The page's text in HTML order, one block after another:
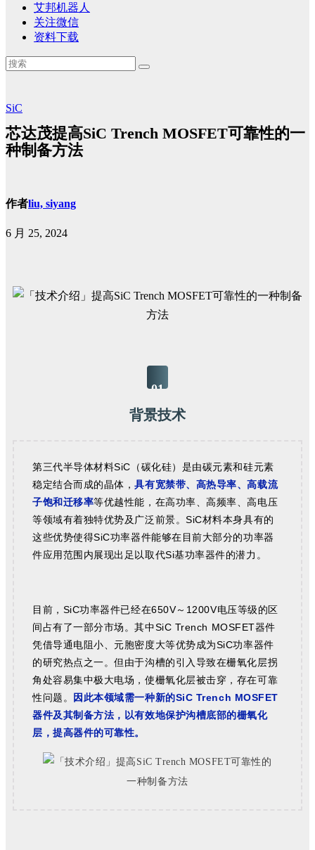
艾邦机器人
关注微信
资料下载
SiC
芯达茂提高SiC Trench MOSFET可靠性的一
种制备方法
作者liu, siyang
6 月 25, 2024
01
背景技术
第三代半导体材料SiC（碳化硅）是由碳元素和硅元素
稳定结合而成的晶体，具有宽禁带、高热导率、高载流
子饱和迁移率等优越性能，在高功率、高频率、高电压
等领域有着独特优势及广泛前景。SiC材料本身具有的
这些优势使得SiC功率器件能够在目前大部分的功率器
件应用范围内展现出足以取代Si基功率器件的潜力。
目前，SiC功率器件已经在650V～1200V电压等级的区
间占有了一部分市场。其中SiC Trench MOSFET器件
凭借导通电阻小、元胞密度大等优势成为SiC功率器件
的研究热点之一。但由于沟槽的引入导致在栅氧化层拐
角处容易集中极大电场，使栅氧化层被击穿，存在可靠
性问题。
因此本领域需一种新的SiC Trench MOSFET
器件及其制备方法，以有效地保护沟槽底部的栅氧化
层，提高器件的可靠性。